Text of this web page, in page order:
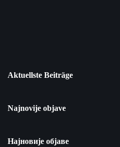
Aktuellste Beiträge
Najnovije objave
Најновије објаве